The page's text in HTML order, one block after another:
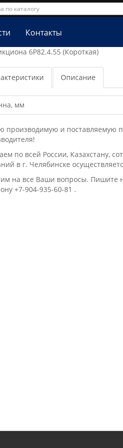
Контакты
6Р82.4.55 (Короткая)
Описание
мм
производимую и поставляемую
по всей России, Казахстану,
в г. Челябинске
на все Ваши вопросы. Пишите
+7-904-935-60-81 .